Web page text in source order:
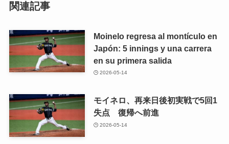
関連記事
Moinelo regresa al montículo en
Japón: 5 innings y una carrera
en su primera salida
2026-05-14
モイネロ、再来日後初実戦で5回1
失点 復帰へ前進
2026-05-14